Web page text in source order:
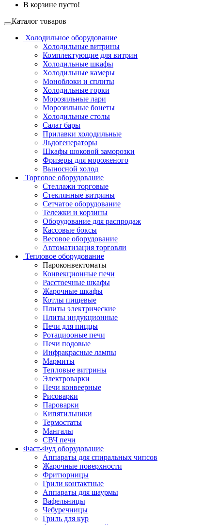
В корзине пусто!
Каталог товаров
Холодильное оборудование
Холодильные витрины
Комплектующие для витрин
Холодильные шкафы
Холодильные камеры
Моноблоки и сплиты
Холодильные горки
Морозильные лари
Морозильные бонеты
Холодильные столы
Салат бары
Прилавки холодильные
Льдогенераторы
Шкафы шоковой заморозки
Фризеры для мороженого
Выносной холод
Торговое оборудование
Стеллажи торговые
Стеклянные витрины
Сетчатое оборудование
Тележки и корзины
Оборудование для распродаж
Кассовые боксы
Весовое оборудование
Автоматизация торговли
Тепловое оборудование
Пароконвектоматы
Конвекционные печи
Расстоечные шкафы
Жарочные шкафы
Котлы пищевые
Плиты электрические
Плиты индукционные
Печи для пиццы
Ротациооные печи
Печи подовые
Инфракрасные лампы
Мармиты
Тепловые витрины
Электроварки
Печи конвеерные
Рисоварки
Пароварки
Кипятильники
Термостаты
Мангалы
СВЧ печи
Фаст-Фуд оборудование
Аппараты для спиральных чипсов
Жарочные поверхности
Фритюрницы
Грили контактные
Аппараты для шаурмы
Вафельницы
Чебуречницы
Гриль для кур